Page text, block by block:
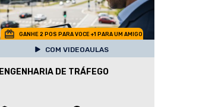
GANHE 2 POS PARA VOCE +1 PARA UM AMIGO
COM VIDEOAULAS
ENGENHARIA DE TRÁFEGO